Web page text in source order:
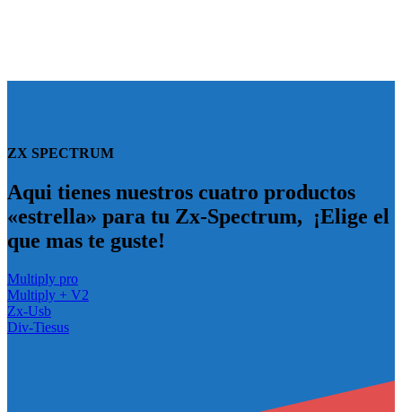
ZX SPECTRUM
Aqui tienes nuestros cuatro productos
«estrella» para tu Zx-Spectrum, ¡Elige el
que mas te guste!
Multiply pro
Multiply + V2
Zx-Usb
Div-Tiesus